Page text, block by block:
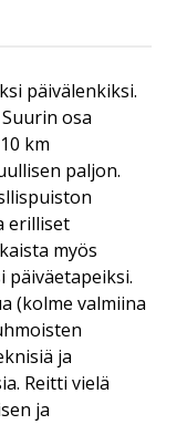
päivälenkiksi.
osa
km
paljon.
erilliset
myös
päiväetapeiksi.
(kolme valmiina
ja
Reitti vielä
ja